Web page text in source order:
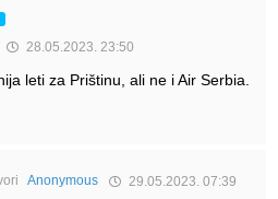
28.05.2023. 23:50
leti za Prištinu, ali ne i Air Serbia.
Anonymous 29.05.2023. 07:39